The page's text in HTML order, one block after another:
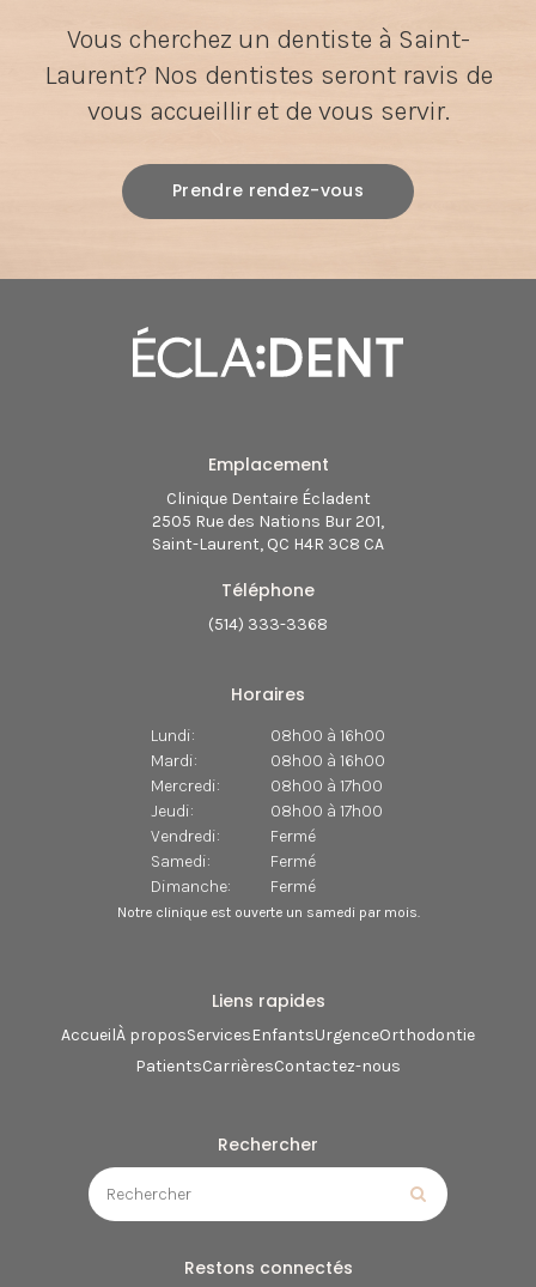
Vous cherchez un dentiste à Saint-
Laurent? Nos dentistes seront ravis de
vous accueillir et de vous servir.
Prendre rendez-vous
Emplacement
Clinique Dentaire Écladent
2505 Rue des Nations Bur 201
Saint-Laurent QC H4R 3C8 CA
Téléphone
(514) 333-3368
Horaires
Lundi:
08h00 à 16h00
Mardi:
08h00 à 16h00
Mercredi:
08h00 à 17h00
Jeudi:
08h00 à 17h00
Vendredi:
Fermé
Samedi:
Fermé
Dimanche:
Fermé
Notre clinique est ouverte un samedi par mois.
Liens rapides
AccueilÀ proposServicesEnfantsUrgenceOrthodontie
PatientsCarrièresContactez-nous
Rechercher
Rechercher
Rechercher
Restons connectés